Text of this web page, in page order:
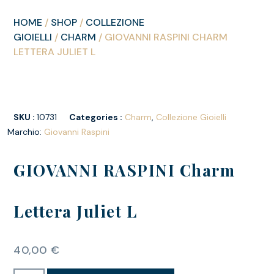
HOME / SHOP / COLLEZIONE
GIOIELLI / CHARM / GIOVANNI RASPINI CHARM
LETTERA JULIET L
SKU :10731 Categories : Charm, Collezione Gioielli
Marchio: Giovanni Raspini
GIOVANNI RASPINI Charm
Lettera Juliet L
40,00 €